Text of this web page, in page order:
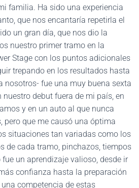
familia. Ha sido una experiencia
que nos encantaría repetirla el
un gran día, que nos dio la
nuestro primer tramo en la
Stage con los puntos adicionales
trepando en los resultados hasta
nosotros- fue una muy buena sexta
debut fuera de mi país, en
y en un auto al que nunca
pero que me causó una óptima
situaciones tan variadas como los
de cada tramo, pinchazos, tiempos
un aprendizaje valioso, desde ir
confianza hasta la preparación
competencia de estas